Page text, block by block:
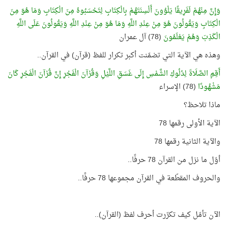
وَإِنَّ مِنْهُمْ لَفَرِيقًا يَلْوُونَ أَلْسِنَتَهُمْ بِالْكِتَابِ لِتَحْسَبُوهُ مِنَ الْكِتَابِ وَمَا هُوَ مِنَ
الْكِتَابِ وَيَقُولُونَ هُوَ مِنْ عِنْدِ اللَّهِ وَمَا هُوَ مِنْ عِنْدِ اللَّهِ وَيَقُولُونَ عَلَى اللَّهِ
الْكَذِبَ وَهُمْ يَعْلَمُونَ (78) آل عمران
وهذه هي الآية التي تضمّنت أكبر تكرار للفظ (قرآن) في القرآن..
أَقِمِ الصَّلَاةَ لِدُلُوكِ الشَّمْسِ إِلَى غَسَقِ اللَّيْلِ وَقُرْآنَ الْفَجْرِ إِنَّ قُرْآنَ الْفَجْرِ كَانَ
مَشْهُودًا (78) الإسراء
ماذا تلاحظ؟
الآية الأولى رقمها 78
والآية الثانية رقمها 78
أوّل ما نزل من القرآن 78 حرفًا..
والحروف المقطّعة في القرآن مجموعها 78 حرفًا..
الآن تأمّل كيف تكرّرت أحرف لفظ (القرآن)..